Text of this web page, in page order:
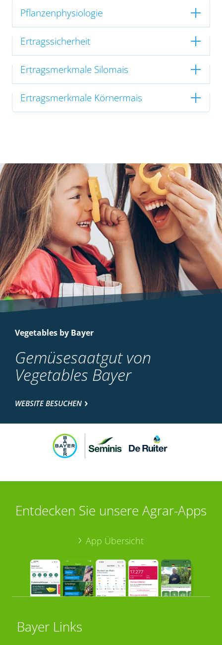
Pflanzenphysiologie
Ertragssicherheit
Ertragsmerkmale Silomais
Ertragsmerkmale Körnermais
Vegetables by Bayer
Gemüsesaatgut von
Vegetables Bayer
WEBSITE BESUCHEN
Entdecken Sie unsere Agrar-Apps
App Übersicht
Bayer Links